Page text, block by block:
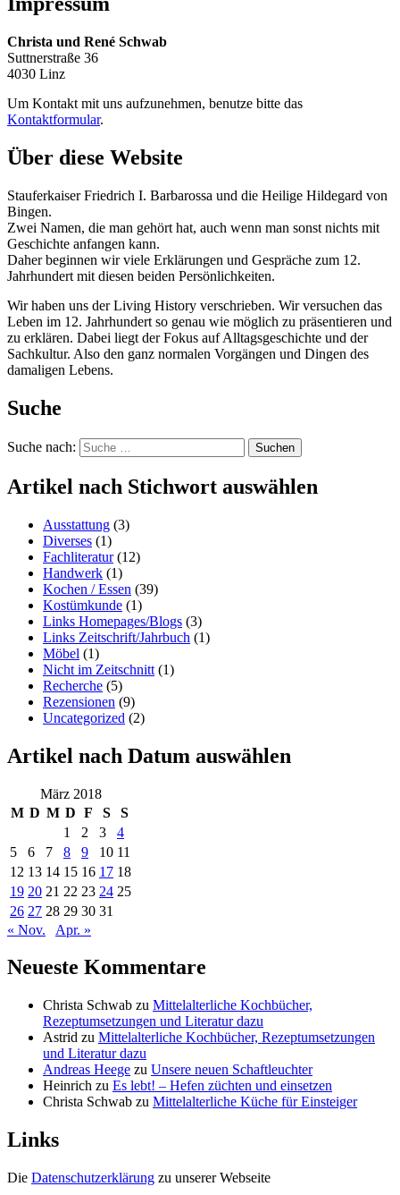
Christa und René Schwab
Suttnerstraße 36
4030 Linz
Um Kontakt mit uns aufzunehmen, benutze bitte das
Kontaktformular.
Über diese Website
Stauferkaiser Friedrich I. Barbarossa und die Heilige Hildegard von
Bingen.
Zwei Namen, die man gehört hat, auch wenn man sonst nichts mit
Geschichte anfangen kann.
Daher beginnen wir viele Erklärungen und Gespräche zum 12.
Jahrhundert mit diesen beiden Persönlichkeiten.
Wir haben uns der Living History verschrieben. Wir versuchen das
Leben im 12. Jahrhundert so genau wie möglich zu präsentieren und
zu erklären. Dabei liegt der Fokus auf Alltagsgeschichte und der
Sachkultur. Also den ganz normalen Vorgängen und Dingen des
damaligen Lebens.
Suche
Suche nach: Suchen
Artikel nach Stichwort auswählen
Ausstattung (3)
Diverses (1)
Fachliteratur(12)
Handwerk (1)
Kochen / Essen (39)
Kostümkunde (1)
Links Homepages/Blogs (3)
Links Zeitschrift/Jahrbuch (1)
Möbel (1)
Nicht im Zeitschnitt (1)
Recherche (5)
Rezensionen (9)
Uncategorized (2)
Artikel nach Datum auswählen
März 2018
M D M D F S
S
1
2 3
4
5
6 7 8 9 10 11
12 13 14 15 16 17 18
19 20 21 22 23 24 25
26 27 28 29 30 31
« Nov.
Apr. »
Neueste Kommentare
Christa Schwab zu Mittelalterliche Kochbücher,
Rezeptumsetzungen und Literatur dazu
Astrid zu Mittelalterliche Kochbücher, Rezeptumsetzungen
und Literatur dazu
Andreas Heege zu Unsere neuen Schaftleuchter
Heinrich zu Es lebt! – Hefen züchten und einsetzen
Christa Schwab zu Mittelalterliche Küche für Einsteiger
Links
Die Datenschutzerklärung zu unserer Webseite